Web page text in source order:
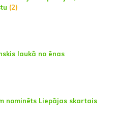
(2)
laukā no ēnas
nominēts Liepājas skartais